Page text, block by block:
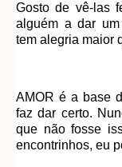
Gosto de vê-las
alguém a dar
tem alegria maior
AMOR é a base
faz dar certo.
que não fosse
encontrinhos, eu